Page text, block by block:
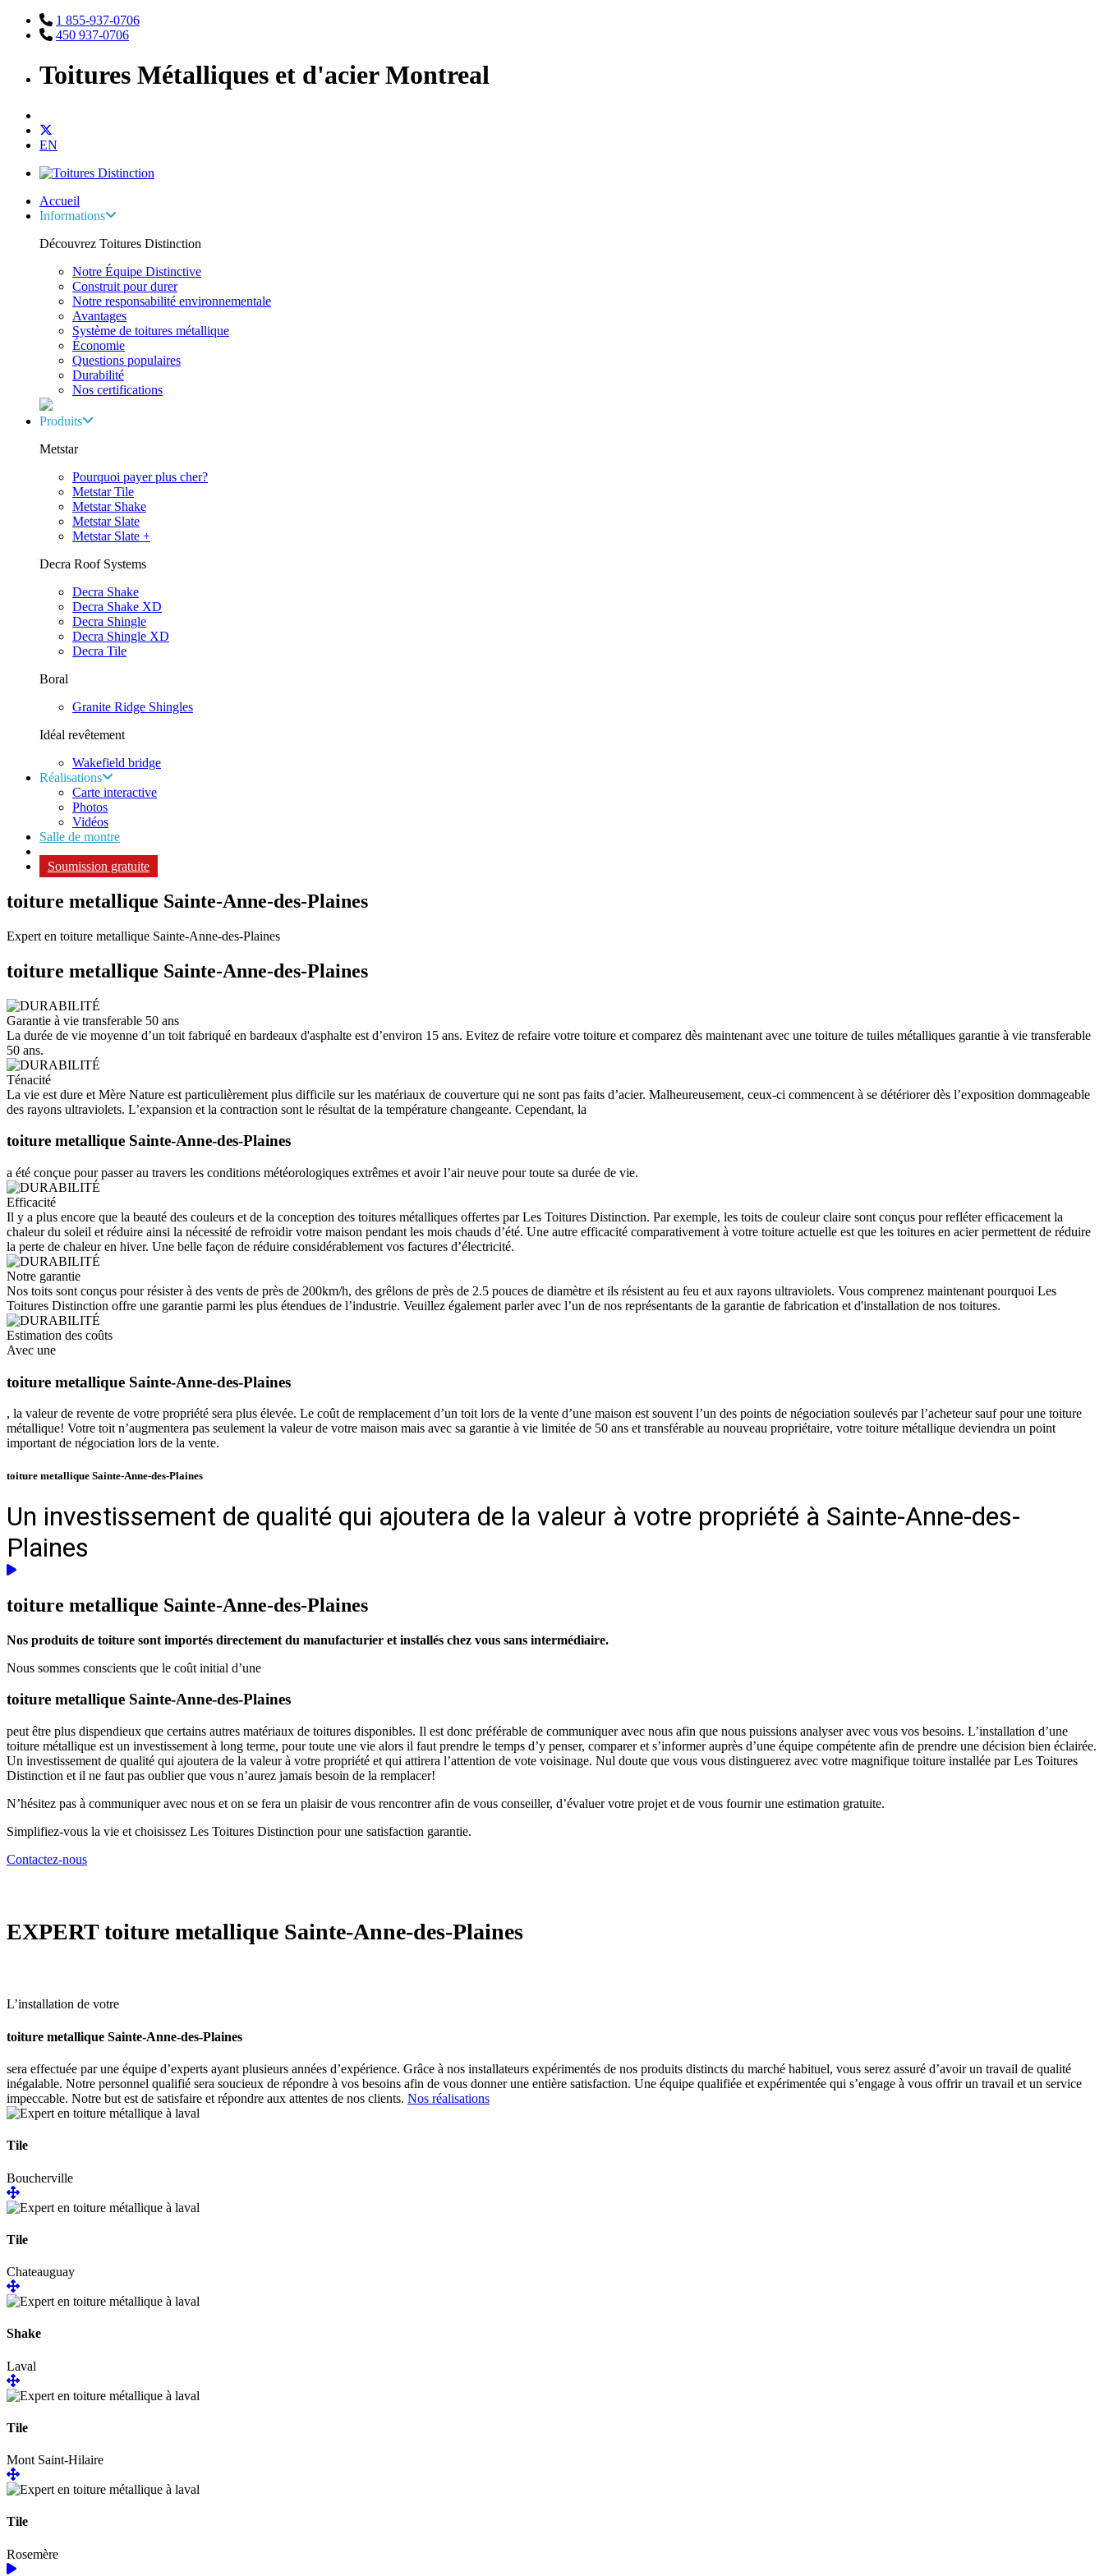
1 855-937-0706
450 937-0706
Toitures Métalliques et d'acier Montreal
EN
Accueil
Informations
Découvrez Toitures Distinction
Notre Équipe Distinctive
Construit pour durer
Notre responsabilité environnementale
Avantages
Système de toitures métallique
Économie
Questions populaires
Durabilité
Nos certifications
Produits
Metstar
Pourquoi payer plus cher?
Metstar Tile
Metstar Shake
Metstar Slate
Metstar Slate +
Decra Roof Systems
Decra Shake
Decra Shake XD
Decra Shingle
Decra Shingle XD
Decra Tile
Boral
Granite Ridge Shingles
Idéal revêtement
Wakefield bridge
Réalisations
Carte interactive
Photos
Vidéos
Salle de montre
Soumission gratuite
toiture metallique Sainte-Anne-des-Plaines
Expert en toiture metallique Sainte-Anne-des-Plaines
toiture metallique Sainte-Anne-des-Plaines
Garantie à vie transferable 50 ans
La durée de vie moyenne d’un toit fabriqué en bardeaux d'asphalte est d’environ 15 ans. Evitez de refaire votre toiture et comparez dès maintenant avec une toiture de tuiles métalliques garantie à vie transferable
50 ans.
Ténacité
La vie est dure et Mère Nature est particulièrement plus difficile sur les matériaux de couverture qui ne sont pas faits d’acier. Malheureusement, ceux-ci commencent à se détériorer dès l’exposition dommageable
des rayons ultraviolets. L’expansion et la contraction sont le résultat de la température changeante. Cependant, la
toiture metallique Sainte-Anne-des-Plaines
a été conçue pour passer au travers les conditions météorologiques extrêmes et avoir l’air neuve pour toute sa durée de vie.
Efficacité
Il y a plus encore que la beauté des couleurs et de la conception des toitures métalliques offertes par Les Toitures Distinction. Par exemple, les toits de couleur claire sont conçus pour refléter efficacement la
chaleur du soleil et réduire ainsi la nécessité de refroidir votre maison pendant les mois chauds d’été. Une autre efficacité comparativement à votre toiture actuelle est que les toitures en acier permettent de réduire
la perte de chaleur en hiver. Une belle façon de réduire considérablement vos factures d’électricité.
Notre garantie
Nos toits sont conçus pour résister à des vents de près de 200km/h, des grêlons de près de 2.5 pouces de diamètre et ils résistent au feu et aux rayons ultraviolets. Vous comprenez maintenant pourquoi Les
Toitures Distinction offre une garantie parmi les plus étendues de l’industrie. Veuillez également parler avec l’un de nos représentants de la garantie de fabrication et d'installation de nos toitures.
Estimation des coûts
Avec une
toiture metallique Sainte-Anne-des-Plaines
, la valeur de revente de votre propriété sera plus élevée. Le coût de remplacement d’un toit lors de la vente d’une maison est souvent l’un des points de négociation soulevés par l’acheteur sauf pour une toiture
métallique! Votre toit n’augmentera pas seulement la valeur de votre maison mais avec sa garantie à vie limitée de 50 ans et transférable au nouveau propriétaire, votre toiture métallique deviendra un point
important de négociation lors de la vente.
toiture metallique Sainte-Anne-des-Plaines
Un investissement de qualité qui ajoutera de la valeur à votre propriété à Sainte-Anne-des-
Plaines
toiture metallique Sainte-Anne-des-Plaines
Nos produits de toiture sont importés directement du manufacturier et installés chez vous sans intermédiaire.
Nous sommes conscients que le coût initial d’une
toiture metallique Sainte-Anne-des-Plaines
peut être plus dispendieux que certains autres matériaux de toitures disponibles. Il est donc préférable de communiquer avec nous afin que nous puissions analyser avec vous vos besoins. L’installation d’une
toiture métallique est un investissement à long terme, pour toute une vie alors il faut prendre le temps d’y penser, comparer et s’informer auprès d’une équipe compétente afin de prendre une décision bien éclairée.
Un investissement de qualité qui ajoutera de la valeur à votre propriété et qui attirera l’attention de vote voisinage. Nul doute que vous vous distinguerez avec votre magnifique toiture installée par Les Toitures
Distinction et il ne faut pas oublier que vous n’aurez jamais besoin de la remplacer!
N’hésitez pas à communiquer avec nous et on se fera un plaisir de vous rencontrer afin de vous conseiller, d’évaluer votre projet et de vous fournir une estimation gratuite.
Simplifiez-vous la vie et choisissez Les Toitures Distinction pour une satisfaction garantie.
Contactez-nous
EXPERTtoiture metallique Sainte-Anne-des-Plaines
L’installation de votre
toiture metallique Sainte-Anne-des-Plaines
sera effectuée par une équipe d’experts ayant plusieurs années d’expérience. Grâce à nos installateurs expérimentés de nos produits distincts du marché habituel, vous serez assuré d’avoir un travail de qualité
inégalable. Notre personnel qualifié sera soucieux de répondre à vos besoins afin de vous donner une entière satisfaction. Une équipe qualifiée et expérimentée qui s’engage à vous offrir un travail et un service
impeccable. Notre but est de satisfaire et répondre aux attentes de nos clients. Nos réalisations
Tile
Boucherville
Tile
Chateauguay
Shake
Laval
Tile
Mont Saint-Hilaire
Tile
Rosemère